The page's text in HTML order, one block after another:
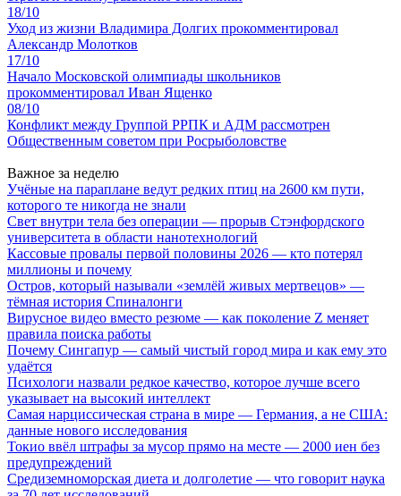
18/10
Уход из жизни Владимира Долгих прокомментировал
Александр Молотков
17/10
Начало Московской олимпиады школьников
прокомментировал Иван Ященко
08/10
Конфликт между Группой РРПК и АДМ рассмотрен
Общественным советом при Росрыболовстве
Важное за неделю
Учёные на параплане ведут редких птиц на 2600 км пути,
которого те никогда не знали
Свет внутри тела без операции — прорыв Стэнфордского
университета в области нанотехнологий
Кассовые провалы первой половины 2026 — кто потерял
миллионы и почему
Остров, который называли «землёй живых мертвецов» —
тёмная история Спиналонги
Вирусное видео вместо резюме — как поколение Z меняет
правила поиска работы
Почему Сингапур — самый чистый город мира и как ему это
удаётся
Психологи назвали редкое качество, которое лучше всего
указывает на высокий интеллект
Самая нарциссическая страна в мире — Германия, а не США:
данные нового исследования
Токио ввёл штрафы за мусор прямо на месте — 2000 иен без
предупреждений
Средиземноморская диета и долголетие — что говорит наука